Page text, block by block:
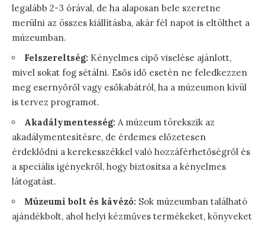
legalább 2-3 órával, de ha alaposan bele szeretne
merülni az összes kiállításba, akár fél napot is eltölthet a
múzeumban.
Felszereltség: Kényelmes cipő viselése ajánlott,
mivel sokat fog sétálni. Esős idő esetén ne feledkezzen
meg esernyőről vagy esőkabátról, ha a múzeumon kívül
is tervez programot.
Akadálymentesség: A múzeum törekszik az
akadálymentesítésre, de érdemes előzetesen
érdeklődni a kerekesszékkel való hozzáférhetőségről és
a speciális igényekről, hogy biztosítsa a kényelmes
látogatást.
Múzeumi bolt és kávézó: Sok múzeumban található
ajándékbolt, ahol helyi kézműves termékeket, könyveket